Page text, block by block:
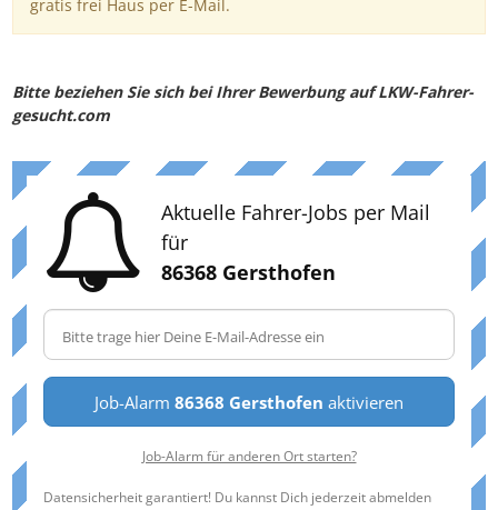
gratis frei Haus per E-Mail.
Bitte beziehen Sie sich bei Ihrer Bewerbung auf LKW-Fahrer-
gesucht.com
Aktuelle Fahrer-Jobs per Mail
für
86368 Gersthofen
Job-Alarm 86368 Gersthofen aktivieren
Job-Alarm für anderen Ort starten?
Datensicherheit garantiert! Du kannst Dich jederzeit abmelden